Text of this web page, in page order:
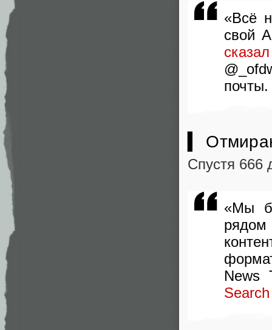
«Всё
свой
сказал
почты.
▍
Спустя 666
«Мы